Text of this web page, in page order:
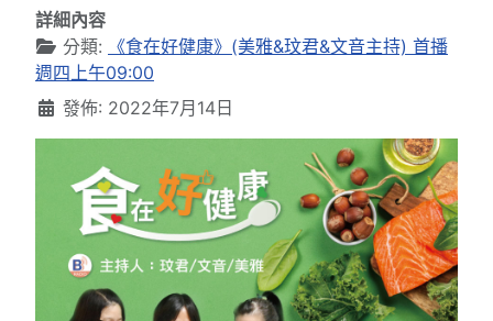
詳細內容
分類:
《食在好健康》(美雅&玟君&文音主持) 首播
週四上午09:00
發佈: 2022年7月14日